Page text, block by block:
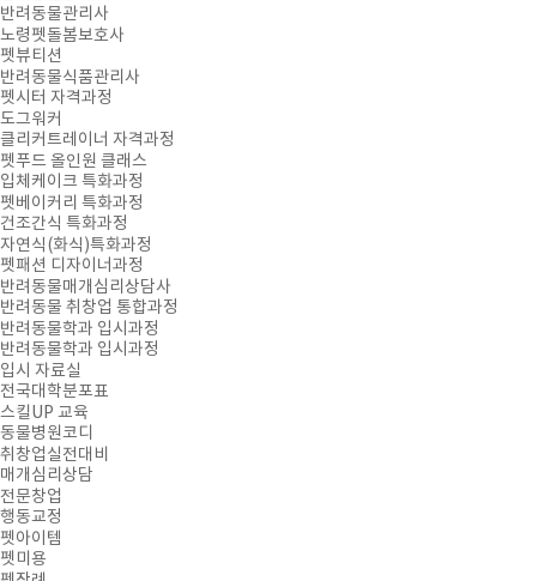
반려동물관리사
노령펫돌봄보호사
펫뷰티션
반려동물식품관리사
펫시터 자격과정
도그워커
클리커트레이너 자격과정
펫푸드 올인원 클래스
입체케이크 특화과정
펫베이커리 특화과정
건조간식 특화과정
자연식(화식)특화과정
펫패션 디자이너과정
반려동물매개심리상담사
반려동물 취창업 통합과정
반려동물학과 입시과정
반려동물학과 입시과정
입시 자료실
전국대학분포표
스킬UP 교육
동물병원코디
취창업실전대비
매개심리상담
전문창업
행동교정
펫아이템
펫미용